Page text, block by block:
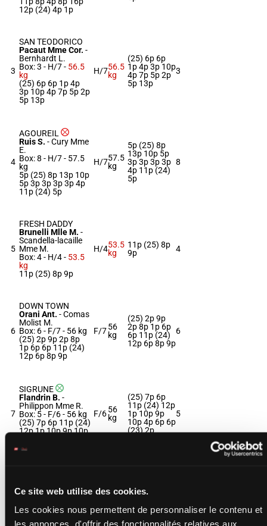
Ce site web utilise des cookies.
Les cookies nous permettent de personnaliser le contenu et
les annonces, d'offrir des fonctionnalités relatives aux
12p (24) 4p 1p
3
SAN TEODORICO
Pacaut Mme Cor. -
Bernhardt L.
Box: 3 - H/7 - 56.5
kg
(25) 6p 6p 1p 4p
3p 10p 4p 7p 5p 2p
5p 13p
H/756.5
kg
(25) 6p 6p
1p 4p 3p 10p
4p 7p 5p 2p
5p 13p
3
4
AGOUREIL
Ruis S. -Cury Mme
E.
Box: 8 - H/7 - 57.5
kg
5p (25) 8p 13p 10p
5p 3p 3p 3p 3p 4p
11p (24) 5p
H/757.5
kg
5p (25) 8p
13p 10p 5p
3p 3p 3p 3p
4p 11p (24)
5p
8
5
FRESH DADDY
Brunelli Mlle M. -
Scandella-lacaille
Mme M.
Box: 4 - H/4 - 53.5
kg
11p (25) 8p 9p
H/453.5
kg
11p (25) 8p
9p
4
6
DOWN TOWN
Orani Ant. -Comas
Molist M.
Box: 6 - F/7 - 56 kg
(25) 2p 9p 2p 8p
1p 6p 6p 11p (24)
12p 6p 8p 9p
F/756
kg
(25) 2p 9p
2p 8p 1p 6p
6p 11p (24)
12p 6p 8p 9p
6
7
SIGRUNE
Flandrin B. -
Philippon Mme R.
Box: 5 - F/6 - 56 kg
(25) 7p 6p 11p (24)
12p 1p 10p 9p 10p
F/656
kg
(25) 7p 6p
11p (24) 12p
1p 10p 9p
10p 4p 6p 6p
(23) 2p
5
M.
Box: 2 - H/7 -56 kg
(25) 11p 11p 11p
(24) 11p 4p 6p 3p
4p 8p (23) 11p 10p
56
11p (24) 11p
8p (23) 11p
10p 4p